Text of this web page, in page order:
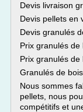
Devis livraison
Devis pellets en
Devis granulés
Prix granulés de
Prix granulés de
Granulés de
Nous sommes
pellets, nous
compétitifs et